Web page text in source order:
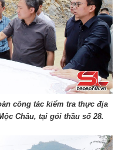
công tác kiểm tra thực địa
Châu, tại gói thầu số 28.